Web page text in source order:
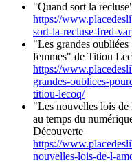
"Quand sort la
https://
sort-la-recluse-fred-
"Les grandes
femmes" de Titiou
https://
grandes-oubliees-
titiou-lecoq/
"Les nouvelles lois de
au temps du
Découverte
https://
nouvelles-lois-de-l-